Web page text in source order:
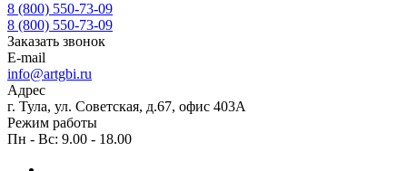
8 (800) 550-73-09
8 (800) 550-73-09
Заказать звонок
E-mail
info@artgbi.ru
Адрес
г. Тула, ул. Советская, д.67, офис 403А
Режим работы
Пн - Вс: 9.00 - 18.00